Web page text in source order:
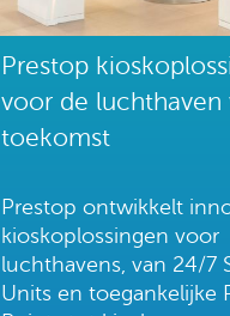
Prestop
voor de luchthaven
toekomst
Prestop ontwikkelt
kioskoplossingen voor
luchthavens, van 24/7
Units en toegankelijke